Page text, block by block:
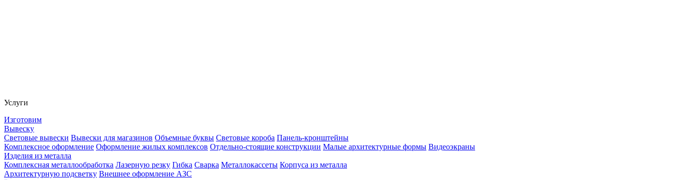
Услуги
Изготовим
Вывеску
Световые вывески Вывески для магазинов Объемные буквы Световые короба Панель-кронштейны
Комплексное оформление Оформление жилых комплексов Отдельно-стоящие конструкции Малые архитектурные формы Видеоэкраны
Изделия из металла
Комплексная металлообработка Лазерную резку Гибка Сварка Металлокассеты Корпуса из металла
Архитектурную подсветку Внешнее оформление АЗС